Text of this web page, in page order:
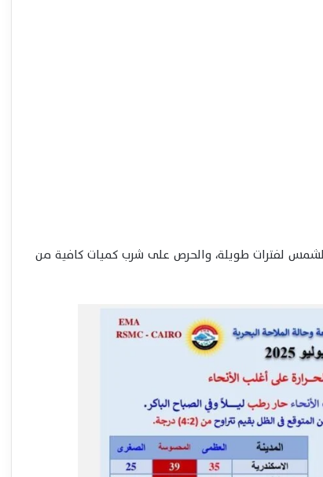
لفترات طويلة، والحرص على شرب كميات كافية من